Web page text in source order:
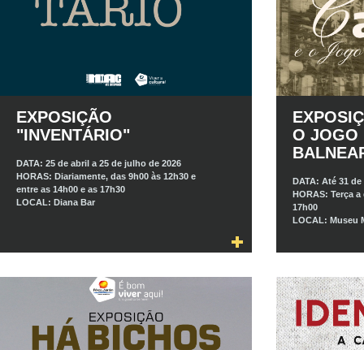
EXPOSIÇÃO
"INVENTÁRIO"
DATA: 25 de abril a 25 de julho de 2026
HORAS: Diariamente, das 9h00 às 12h30 e
entre as 14h00 e as 17h30
LOCAL: Diana Bar
O JOGO
DATA: Até 31 de
HORAS: Terça
17h00
LOCAL: Museu